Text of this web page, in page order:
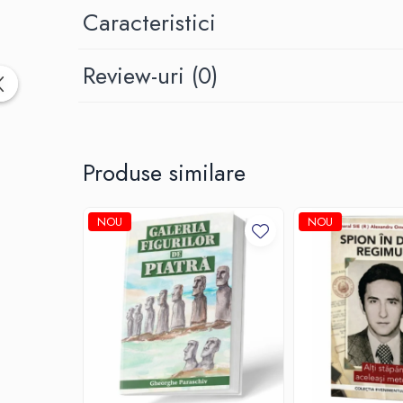
Caracteristici
Review-uri (0)
Produse similare
NOU NOU